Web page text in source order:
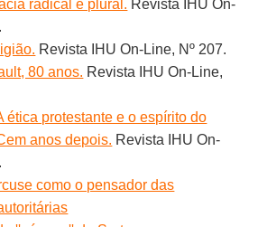
radical e plural. Revista IHU On-
Revista IHU On-Line, Nº 207.
80 anos. Revista IHU On-Line,
ética protestante e o espírito do
anos depois. Revista IHU On-
como o pensador das